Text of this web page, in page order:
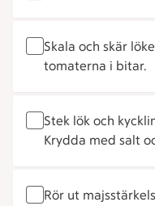
Skala och skär
tomaterna i bitar.
Stek lök och
Krydda med salt
Rör ut